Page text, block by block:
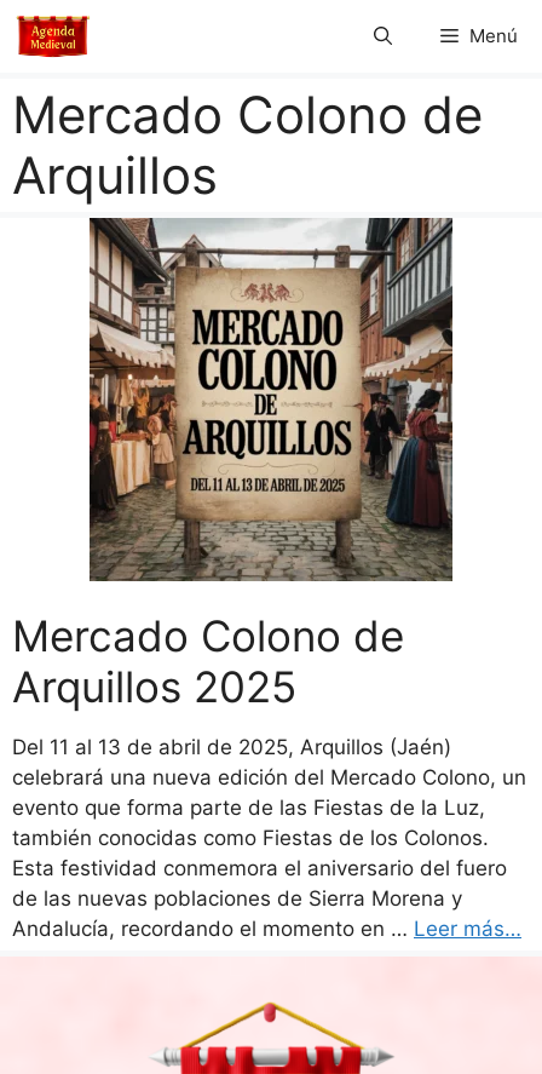
Saltar
Menú
Mercado Colono de
Arquillos
Mercado Colono de
Arquillos 2025
Del 11 al 13 de abril de 2025, Arquillos (Jaén)
celebrará una nueva edición del Mercado Colono, un
evento que forma parte de las Fiestas de la Luz,
también conocidas como Fiestas de los Colonos.
Esta festividad conmemora el aniversario del fuero
de las nuevas poblaciones de Sierra Morena y
Andalucía, recordando el momento en … Leer más…